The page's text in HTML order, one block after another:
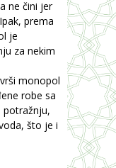
ne čini jer
prema
je
za nekim
monopol
robe sa
potražnju,
što je i